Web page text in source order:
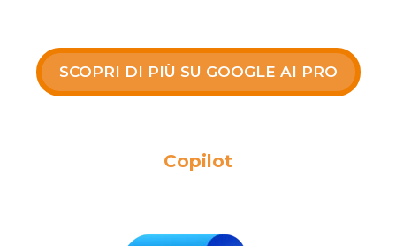
SCOPRI DI PIÙ SU GOOGLE AI PRO
Copilot